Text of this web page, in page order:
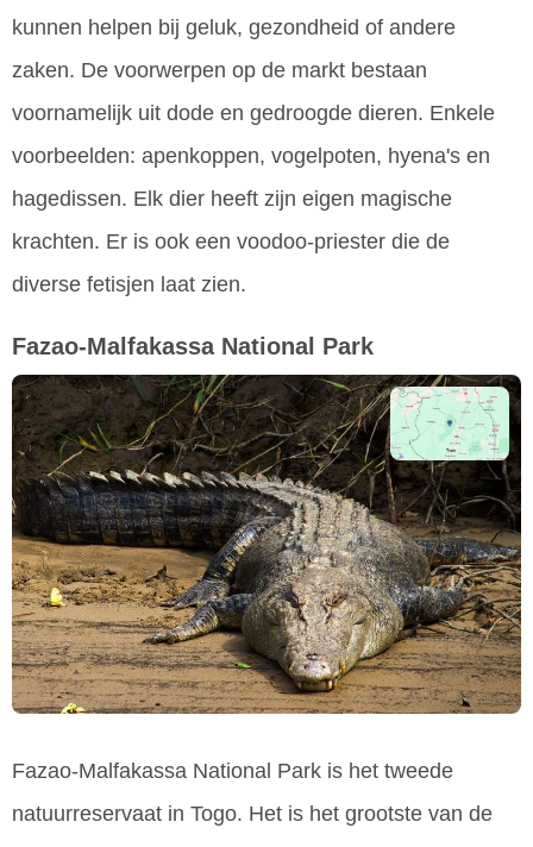
kunnen helpen bij geluk, gezondheid of andere
zaken. De voorwerpen op de markt bestaan
voornamelijk uit dode en gedroogde dieren. Enkele
voorbeelden: apenkoppen, vogelpoten, hyena's en
hagedissen. Elk dier heeft zijn eigen magische
krachten. Er is ook een voodoo-priester die de
diverse fetisjen laat zien.
Fazao-Malfakassa National Park
Fazao-Malfakassa National Park is het tweede
natuurreservaat in Togo. Het is het grootste van de